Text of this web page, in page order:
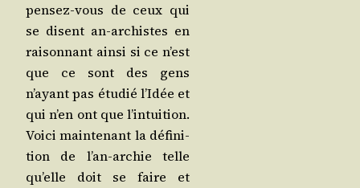
pen­sez-vous de ceux qui
se disent an-archistes en
rai­son­nant ain­si si ce n’est
que ce sont des gens
n’ayant pas étu­dié l’I­dée et
qui n’en ont que l’in­tui­tion.
Voi­ci main­te­nant la défi­ni­
tion de l’an-archie telle
qu’elle doit se faire et